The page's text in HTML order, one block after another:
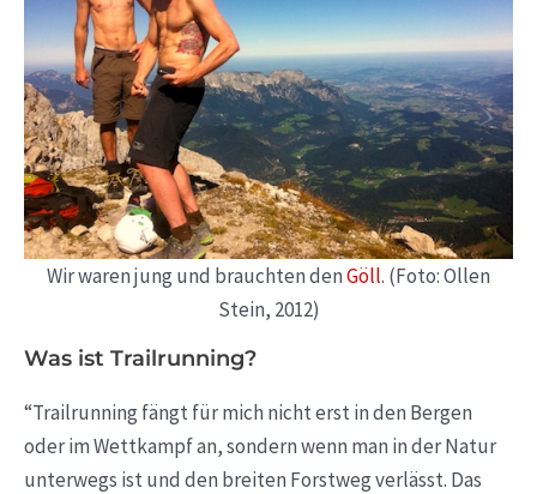
Wir waren jung und brauchten denGöll. (Foto: Ollen
Stein, 2012)
Was ist Trailrunning?
“Trailrunning fängt für mich nicht erst in den Bergen
oder im Wettkampf an, sondern wenn man in der Natur
unterwegs ist und den breiten Forstweg verlässt. Das